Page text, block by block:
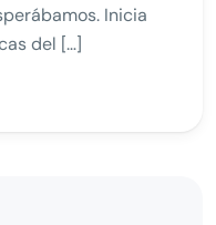
Inicia
del […]